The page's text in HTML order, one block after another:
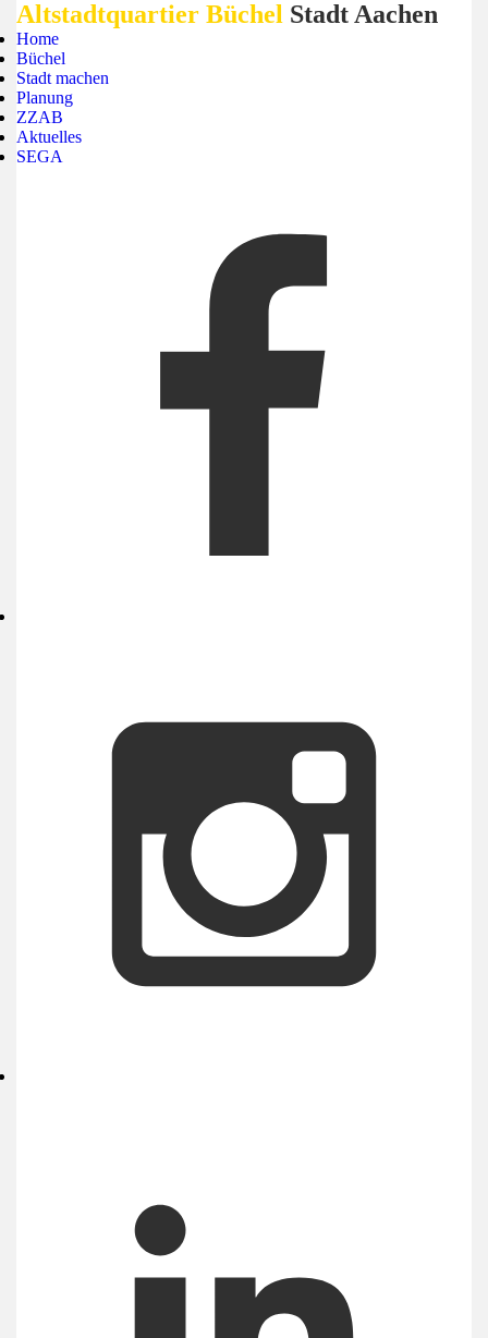
Altstadtquartier Büchel Stadt Aachen
Home
Büchel
Stadt machen
Planung
ZZAB
Aktuelles
SEGA